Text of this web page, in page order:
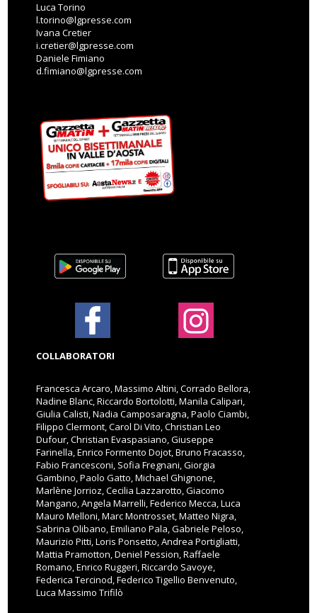
Luca Torino
l.torino@lgpresse.com
Ivana Cretier
i.cretier@lgpresse.com
Daniele Fimiano
d.fimiano@lgpresse.com
COLLABORATORI
Francesca Arcaro, Massimo Altini, Corrado Bellora,
Nadine Blanc, Riccardo Bortolotti, Manila Calipari,
Giulia Calisti, Nadia Camposaragna, Paolo Ciambi,
Filippo Clermont, Carol Di Vito, Christian Leo
Dufour, Christian Evaspasiano, Giuseppe
Farinella, Enrico Formento Dojot, Bruno Fracasso,
Fabio Francesconi, Sofia Fregnani, Giorgia
Gambino, Paolo Gatto, Michael Ghignone,
Marlène Jorrioz, Cecilia Lazzarotto, Giacomo
Mangano, Angela Marrelli, Federico Mecca, Luca
Mauro Melloni, Marc Montrosset, Matteo Nigra,
Sabrina Olibano, Emiliano Pala, Gabriele Peloso,
Maurizio Pitti, Loris Ponsetto, Andrea Portigliatti,
Mattia Pramotton, Deniel Pession, Raffaele
Romano, Enrico Ruggeri, Riccardo Savoye,
Federica Tercinod, Federico Tigellio Benvenuto,
Luca Massimo Trifilò